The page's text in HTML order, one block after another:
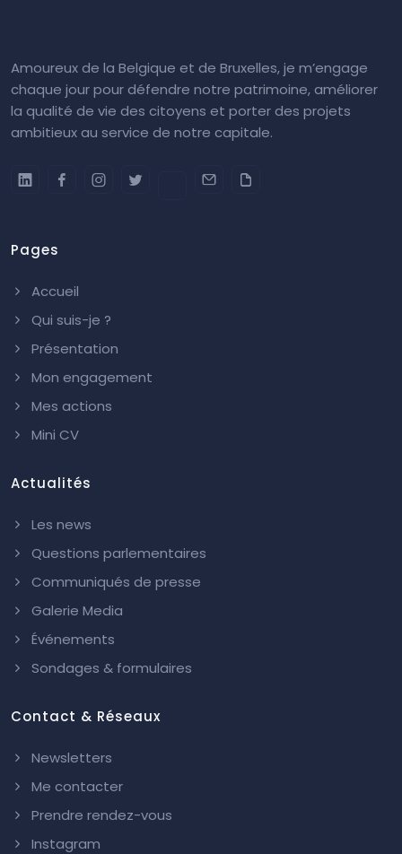
Amoureux de la Belgique et de Bruxelles, je m’engage
chaque jour pour défendre notre patrimoine, améliorer
la qualité de vie des citoyens et porter des projets
ambitieux au service de notre capitale.
Pages
Accueil
Qui suis-je ?
Présentation
Mon engagement
Mes actions
Mini CV
Actualités
Les news
Questions parlementaires
Communiqués de presse
Galerie Media
Événements
Sondages & formulaires
Contact & Réseaux
Newsletters
Me contacter
Prendre rendez-vous
Instagram